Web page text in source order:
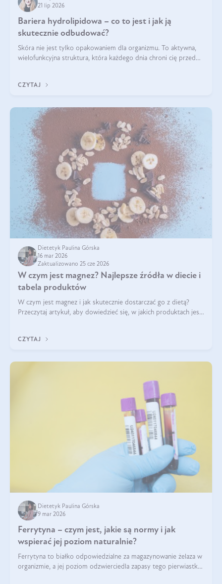
21 lip 2026
Bariera hydrolipidowa – co to jest i jak ją
skutecznie odbudować?
Skóra nie jest tylko opakowaniem dla organizmu. To aktywna,
wielofunkcyjna struktura, która każdego dnia chroni cię przed
bariera hydrolipidowa.
CZYTAJ
Dietetyk Paulina Górska
16 mar 2026
Zaktualizowano 25 cze 2026
W czym jest magnez? Najlepsze źródła w diecie i
tabela produktów
W czym jest magnez i jak skutecznie dostarczać go z dietą?
Przeczytaj artykuł, aby dowiedzieć się, w jakich produktach jest
CZYTAJ
Dietetyk Paulina Górska
9 mar 2026
Ferrytyna – czym jest, jakie są normy i jak
wspierać jej poziom naturalnie?
Ferrytyna to białko odpowiedzialne za magazynowanie żelaza w
organizmie, a jej poziom odzwierciedla zapasy tego pierwiastka.